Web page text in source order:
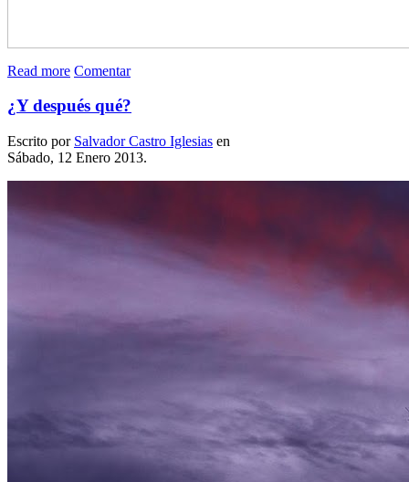
Read more Comentar
¿Y después qué?
Escrito por Salvador Castro Iglesias en
Sábado, 12 Enero 2013.